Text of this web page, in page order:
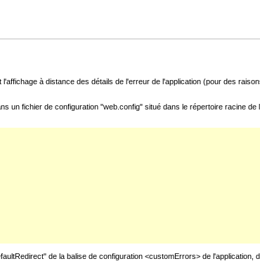
à distance des détails de l'erreur de l'application (pour des
fichier de configuration "web.config" situé dans le répertoire racine de
de la balise de configuration <customErrors> de l'application,